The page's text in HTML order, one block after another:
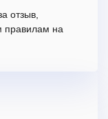
отзыв,
правилам на